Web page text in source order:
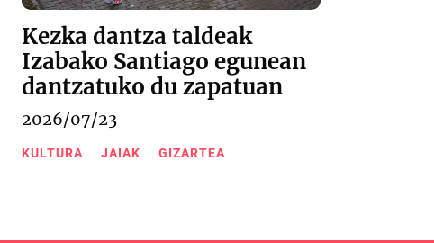
Kezka dantza taldeak
Izabako Santiago egunean
dantzatuko du zapatuan
2026/07/23
KULTURA JAIAK GIZARTEA